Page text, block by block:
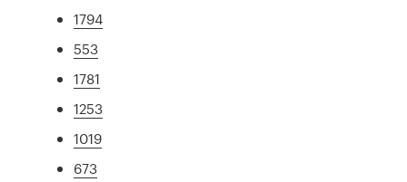
1794
553
1781
1253
1019
673